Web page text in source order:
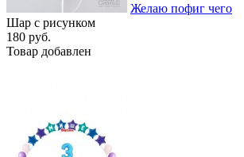
Желаю пофиг чего
Шар с рисунком
180 руб.
Товар добавлен